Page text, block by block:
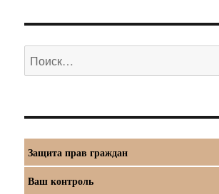
Искать:
Защита прав граждан
Ваш контроль